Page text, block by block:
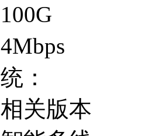
100G
4Mbps
：
关版本